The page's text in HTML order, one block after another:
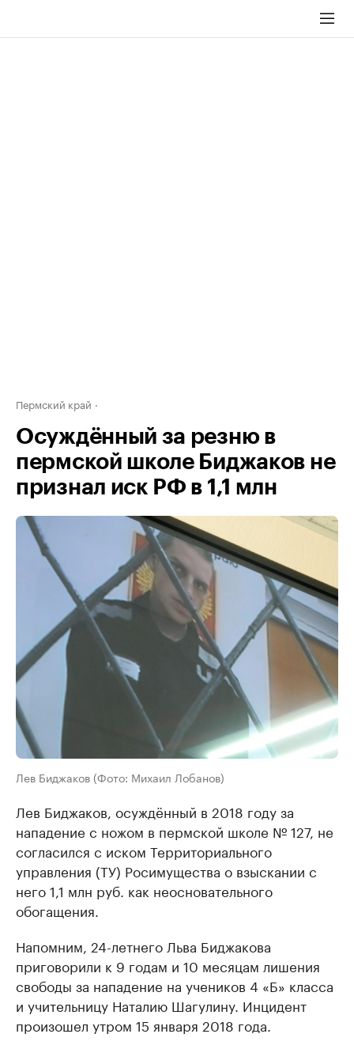
Пермский край
Осуждённый за резню в
пермской школе Биджаков не
признал иск РФ в 1,1 млн
Лев Биджаков (Фото: Михаил Лобанов)
Лев Биджаков, осуждённый в 2018 году за
нападение с ножом в пермской школе № 127, не
согласился с иском Территориального
управления (ТУ) Росимущества о взыскании с
него 1,1 млн руб. как неосновательного
обогащения.
Напомним, 24-летнего Льва Биджакова
приговорили к 9 годам и 10 месяцам лишения
свободы за нападение на учеников 4 «Б» класса
и учительницу Наталию Шагулину. Инцидент
произошел утром 15 января 2018 года.